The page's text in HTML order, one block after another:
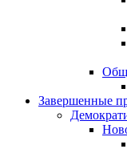
Завершенные